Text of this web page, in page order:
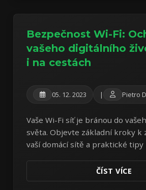
Bezpečnost Wi-Fi:
vašeho digitálního
i na cestách
05. 12. 2023 | Pietro
Vaše Wi-Fi síť je bránou do
světa. Objevte základní kroky k
vaší domácí sítě a praktické
ČÍST VÍCE